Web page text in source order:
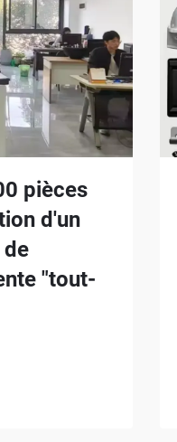
pièces
d'un
de
"tout-